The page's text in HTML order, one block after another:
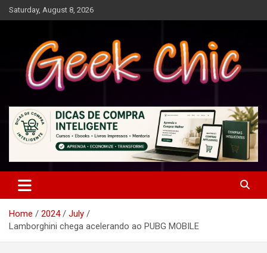
Skip
to
Saturday, August 8, 2026
Geek Chic
Home 2024
July
Lamborghini chega acelerando ao PUBG MOBILE